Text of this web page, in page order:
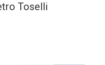
Toselli